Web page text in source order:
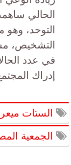
الحالي
التوحد،
التشخيص،
في عدد
إدراك
الستات
الجمعية